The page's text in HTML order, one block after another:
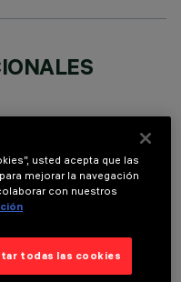
usted acepta que las
mejorar la navegación
con nuestros
todas las cookies